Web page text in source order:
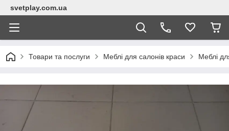
svetplay.com.ua
Товари та послуги Меблі для салонів краси Меблі